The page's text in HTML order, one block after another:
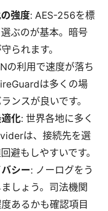
強度: AES-256を標
ぶのが基本。暗号
られます。
の利用で速度が落ち
は多くの場
ンスが良いです。
化: 世界各地に多く
は、接続先を選
避もしやすいです。
シー: ノーログをう
しょう。司法機関
あるかも確認項目